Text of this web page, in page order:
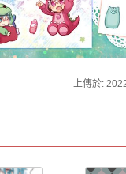
上傳於: